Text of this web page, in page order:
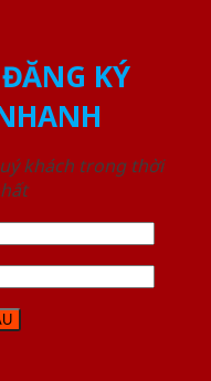
ĐĂNG KÝ
khách trong thời